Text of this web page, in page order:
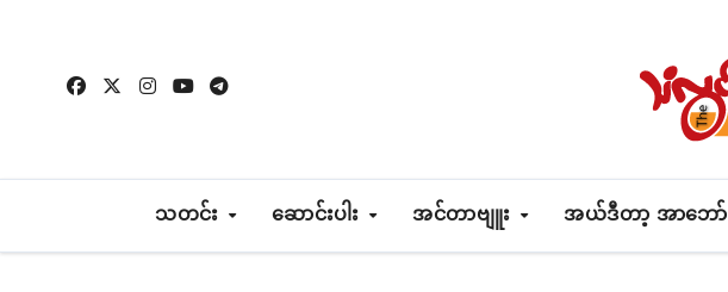
content
သတင်း ဆောင်းပါး အင်တာဗျူး အယ်ဒီတာ့ အာဘော်